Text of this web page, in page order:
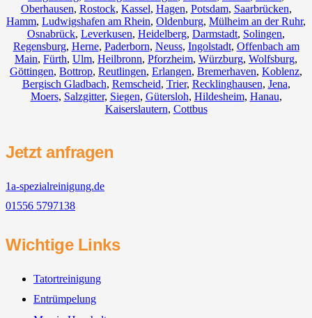
Oberhausen, Rostock, Kassel, Hagen, Potsdam, Saarbrücken,
Hamm, Ludwigshafen am Rhein, Oldenburg, Mülheim an der Ruhr,
Osnabrück, Leverkusen, Heidelberg, Darmstadt, Solingen,
Regensburg, Herne, Paderborn, Neuss, Ingolstadt, Offenbach am
Main, Fürth, Ulm, Heilbronn, Pforzheim, Würzburg, Wolfsburg,
Göttingen, Bottrop, Reutlingen, Erlangen, Bremerhaven, Koblenz,
Bergisch Gladbach, Remscheid, Trier, Recklinghausen, Jena,
Moers, Salzgitter, Siegen, Gütersloh, Hildesheim, Hanau,
Kaiserslautern, Cottbus
Jetzt anfragen
1a-spezialreinigung.de
01556 5797138
Wichtige Links
Tatortreinigung
Entrümpelung